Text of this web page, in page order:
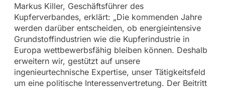
Markus Killer, Geschäftsführer des
Kupferverbandes, erklärt: „Die kommenden Jahre
werden darüber entscheiden, ob energieintensive
Grundstoffindustrien wie die Kupferindustrie in
Europa wettbewerbsfähig bleiben können. Deshalb
erweitern wir, gestützt auf unsere
ingenieurtechnische Expertise, unser Tätigkeitsfeld
um eine politische Interessenvertretung. Der Beitritt